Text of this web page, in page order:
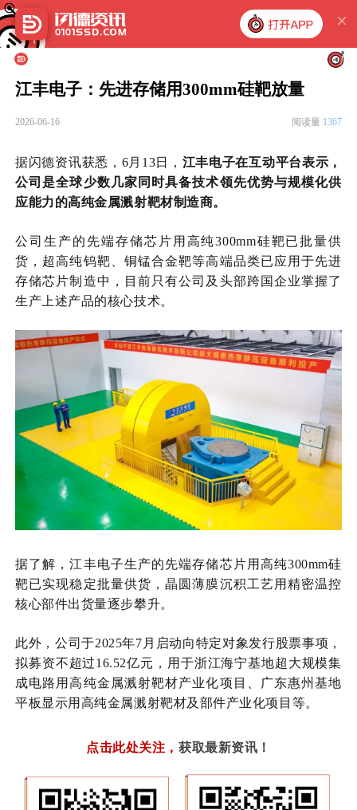
江丰电子：先进存储用300mm硅靶放量
2026-06-16 阅读量 1367
据闪德资讯获悉，6月13日， 江丰电子在互动平台表示，
公司是全球少数几家同时具备技术领先优势与规模化供
应能力的高纯金属溅射靶材制造商。
公司生产的先端存储芯片用高纯300mm硅靶已批量供
货，超高纯钨靶、铜锰合金靶等高端品类已应用于先进
存储芯片制造中，目前只有公司及头部跨国企业掌握了
生产上述产品的核心技术。
据了解，江丰电子生产的先端存储芯片用高纯300mm硅
靶已实现稳定批量供货，晶圆薄膜沉积工艺用精密温控
核心部件出货量逐步攀升。
此外，公司于2025年7月启动向特定对象发行股票事项，
拟募资不超过16.52亿元，用于浙江海宁基地超大规模集
成电路用高纯金属溅射靶材产业化项目、广东惠州基地
平板显示用高纯金属溅射靶材及部件产业化项目等。
点击此处关注 ， 获取最新资讯！